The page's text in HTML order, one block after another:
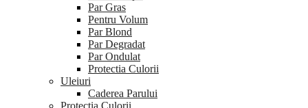
Par Gras
Pentru Volum
Par Blond
Par Degradat
Par Ondulat
Protectia Culorii
Uleiuri
Caderea Parului
Protectia Culorii